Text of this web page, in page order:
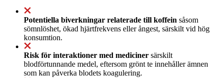
Potentiella biverkningar relaterade till koffein såsom
sömnlöshet, ökad hjärtfrekvens eller ångest, särskilt vid hög
konsumtion.
Risk för interaktioner med mediciner särskilt
blodförtunnande medel, eftersom grönt te innehåller ämnen
som kan påverka blodets koagulering.